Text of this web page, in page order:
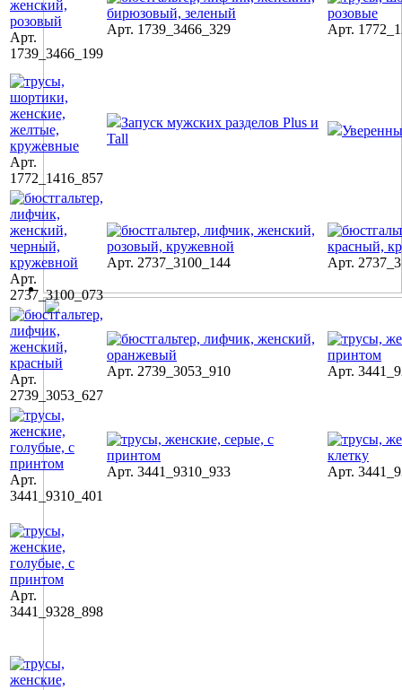
Арт.
1739_3466_199
Арт. 1739_3466_329 Арт.
Арт.
1772_1416_857
Запуск мужских разделов Plus и
Tall
Арт.
2737_3100_073
Арт. 2737_3100_144 Арт.
Арт.
2739_3053_627
Арт. 2739_3053_910 Арт.
Арт.
3441_9310_401
Арт. 3441_9310_933 Арт.
Арт.
3441_9328_898